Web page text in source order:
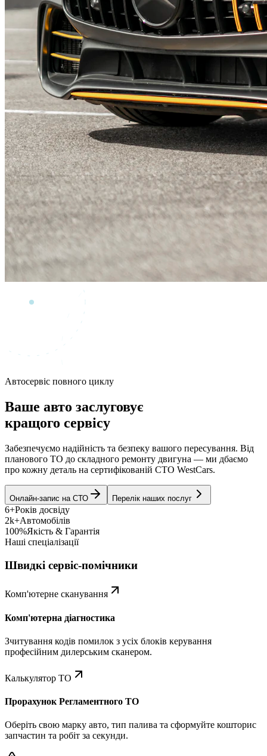
Автосервіс повного циклу
Ваше авто заслуговує
кращого сервісу
Забезпечуємо надійність та безпеку вашого пересування. Від
планового ТО до складного ремонту двигуна — ми дбаємо
про кожну деталь на сертифікованій СТО WestCars.
Онлайн-запис на СТО Перелік наших послуг
6+Років досвіду
2k+Автомобілів
100%Якість & Гарантія
Наші спеціалізації
Швидкі сервіс-помічники
Комп'ютерне сканування
Комп'ютерна діагностика
Зчитування кодів помилок з усіх блоків керування
професійним дилерським сканером.
Калькулятор ТО
Прорахунок Регламентного ТО
Оберіть свою марку авто, тип палива та сформуйте кошторис
запчастин та робіт за секунди.